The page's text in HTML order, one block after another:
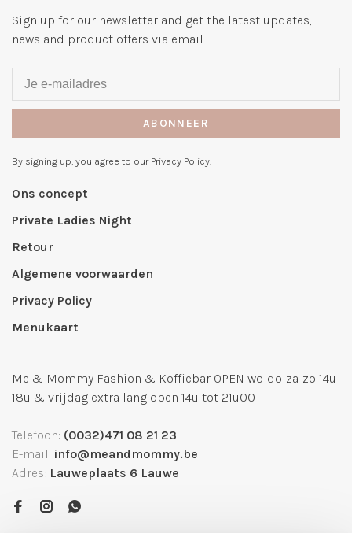
Sign up for our newsletter and get the latest updates,
news and product offers via email
ABONNEER
By signing up, you agree to our Privacy Policy.
Ons concept
Private Ladies Night
Retour
Algemene voorwaarden
Privacy Policy
Menukaart
Me & Mommy Fashion & Koffiebar OPEN wo-do-za-zo 14u-
18u & vrijdag extra lang open 14u tot 21u00
Telefoon: (0032)471 08 21 23
E-mail: info@meandmommy.be
Adres: Lauweplaats 6 Lauwe